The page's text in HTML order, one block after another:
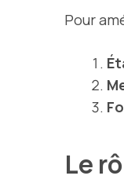
Pour
Le